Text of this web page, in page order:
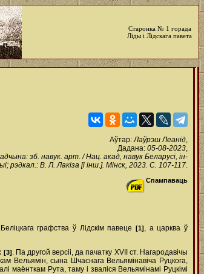
Старонка № 1 горада
Ліды і Лідскага павета
Аўтар:Лаўрэш Леанід,
Дадана: 05-08-2023,
зб. навук. арт. / Нац. акад, навук Беларусі, ін-
рэдкал.: В. Л. Лакіза [і інш.]. Мінск, 2023. С. 107-117.
Спампаваць
графства ў Лідскім павеце [1], а царква ў
[3]. Па другой версіі, да пачатку XVII ст. Нагародавічы
Вельямін, сына Шчаснага Вельямінавіча Руцкога,
маёнткам Рута, таму і зваліся Вельямiнамi Руцкiмi